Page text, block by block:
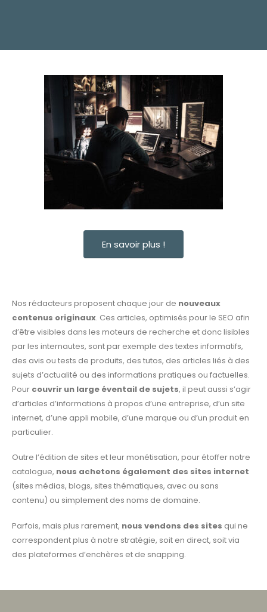
En savoir plus !
Nos rédacteurs proposent chaque jour de nouveaux
contenus originaux. Ces articles, optimisés pour le SEO afin
d’être visibles dans les moteurs de recherche et donclisibles
par les internautes, sont par exemple des textes informatifs,
des avis ou tests de produits, des tutos, des articles liés à des
sujets d’actualité ou des informations pratiques ou factuelles.
Pour couvrir un large éventail de sujets, il peut aussi s’agir
d’articles d’informations à propos d’une entreprise, d’un site
internet, d’une appli mobile, d’une marque ou d’un produit en
particulier.
Outre l’édition de sites et leur monétisation, pour étoffer notre
catalogue, nous achetons également des sites internet
(sites médias, blogs, sites thématiques, avec ou sans
contenu) ou simplement des noms de domaine.
Parfois, mais plus rarement, nous vendons des sites qui ne
correspondent plus à notre stratégie, soit en direct, soit via
des plateformes d’enchères et de snapping.